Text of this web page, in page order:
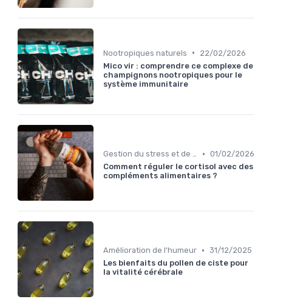
Nootropiques naturels •
22/02/2026
Mico vir : comprendre ce complexe de
champignons nootropiques pour le
système immunitaire
Gestion du stress et de l'anxiété • 01/02/2026
Comment réguler le cortisol avec des
compléments alimentaires ?
Amélioration de l'humeur • 31/12/2025
Les bienfaits du pollen de ciste pour
la vitalité cérébrale